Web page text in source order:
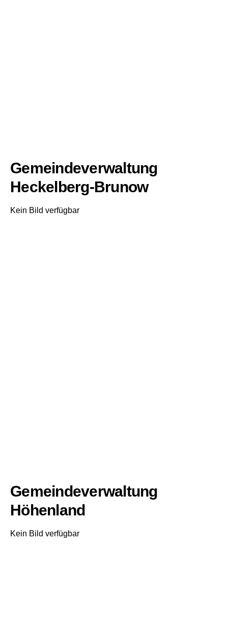
Gemeindeverwaltung
Heckelberg-Brunow
Kein Bild verfügbar
Gemeindeverwaltung
Höhenland
Kein Bild verfügbar